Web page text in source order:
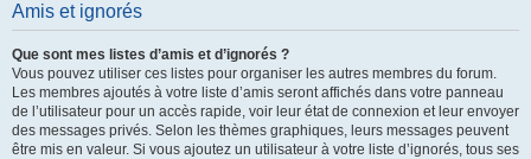
Amis et ignorés
Que sont mes listes d’amis et d’ignorés ?
Vous pouvez utiliser ces listes pour organiser les autres membres du forum.
Les membres ajoutés à votre liste d’amis seront affichés dans votre panneau
de l’utilisateur pour un accès rapide, voir leur état de connexion et leur envoyer
des messages privés. Selon les thèmes graphiques, leurs messages peuvent
être mis en valeur. Si vous ajoutez un utilisateur à votre liste d’ignorés, tous ses